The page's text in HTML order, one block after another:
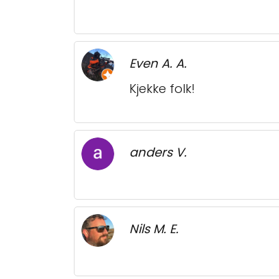
Even A. A.
Kjekke folk!
anders V.
Nils M. E.